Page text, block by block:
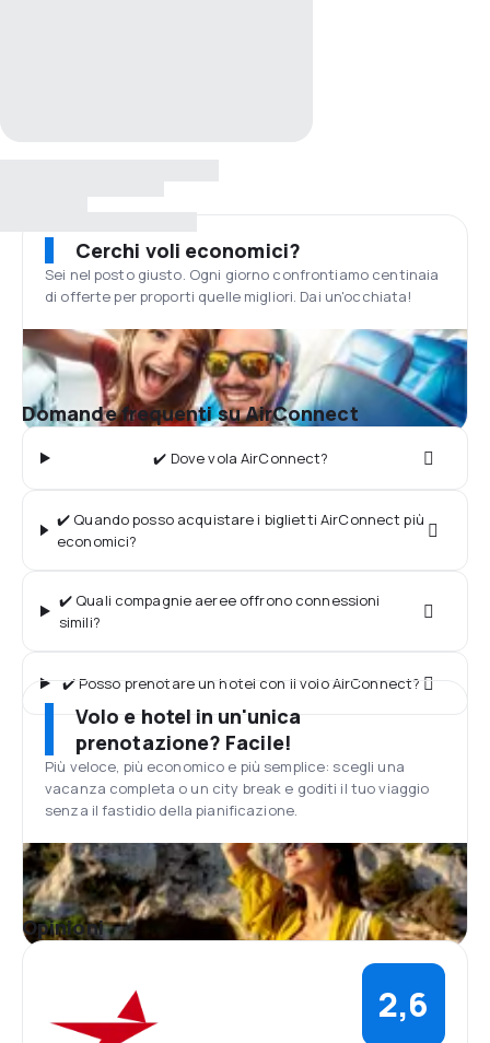
Cerchi voli economici?
Sei nel posto giusto. Ogni giorno confrontiamo centinaia
di offerte per proporti quelle migliori. Dai un'occhiata!
Domande frequenti su AirConnect
✔️ Dove vola AirConnect?
✔️ Quando posso acquistare i biglietti AirConnect più
economici?
✔️ Quali compagnie aeree offrono connessioni
simili?
✔️ Posso prenotare un hotel con il volo AirConnect?
Volo e hotel in un'unica
prenotazione? Facile!
Più veloce, più economico e più semplice: scegli una
vacanza completa o un city break e goditi il tuo viaggio
senza il fastidio della pianificazione.
Opinioni
2,6